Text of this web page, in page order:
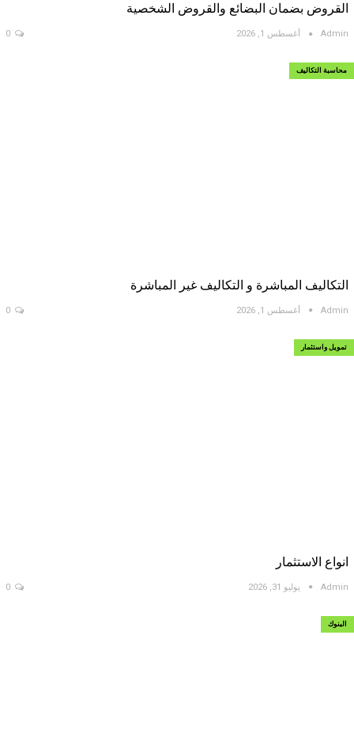
القروض بضمان البضائع والقروض الشخصية
Admin أغسطس 1, 2026
محاسبة التكاليف
التكاليف المباشرة و التكاليف غير المباشرة
Admin أغسطس 1, 2026
تمويل واستثمار
انواع الاستثمار
Admin يوليو 31, 2026
البنوك